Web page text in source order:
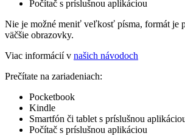
Počítač s príslušnou aplikáciou
Nie je možné meniť veľkosť písma, formát je
väčšie obrazovky.
Viac informácií v našich návodoch
Prečítate na zariadeniach:
Pocketbook
Kindle
Smartfón či tablet s príslušnou
Počítač s príslušnou aplikáciou